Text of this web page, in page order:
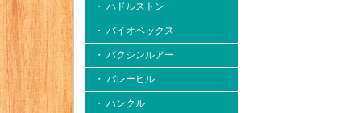
・ ハドルストン
・ バイオベックス
・ バクシンルアー
・ バレーヒル
・ ハンクル